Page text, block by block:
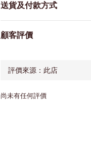
送貨及付款方式
顧客評價
尚未有任何評價